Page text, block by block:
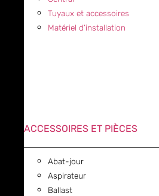
Tuyaux et accessoires
Matériel d’installation
ACCESSOIRES ET PIÈCES
Abat-jour
Aspirateur
Ballast